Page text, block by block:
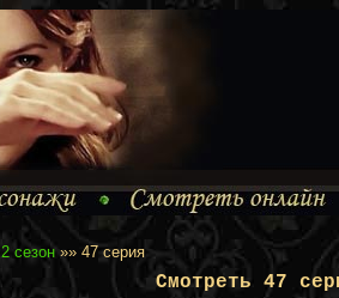
2 сезон»» 47 серия
Смотреть 47